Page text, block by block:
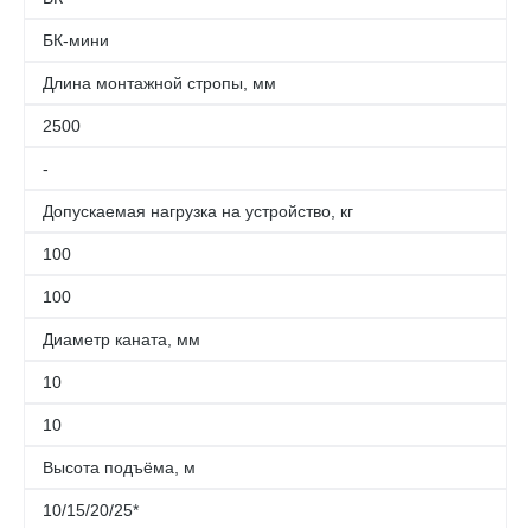
БК-мини
Длина монтажной стропы, мм
2500
-
Допускаемая нагрузка на устройство, кг
100
100
Диаметр каната, мм
10
10
Высота подъёма, м
10/15/20/25*